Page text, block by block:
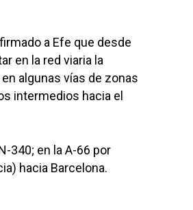
a Efe que desde
en la red viaria la
algunas vías de zonas
intermedios hacia el
340; en la A-66 por
hacia Barcelona.